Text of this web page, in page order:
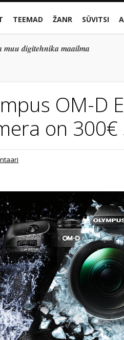
TEEMAD ŽANR SÜVITSI
muu digitehnika maailma
OM-D
on 300€